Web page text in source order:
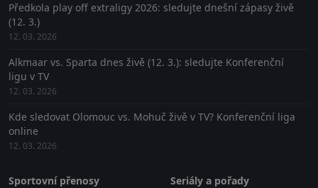
Předkola play off extraligy 2026: sledujte dnešní zápasy živě
(12. 3.)
12. 03. 2026
Alkmaar vs. Sparta dnes živě (12. 3.): sledujte Konferenční
ligu v TV
12. 03. 2026
Kde sledovat Olomouc vs. Mohuč živě v TV? Konferenční liga
online
12. 03. 2026
Sportovní přenosy
Seriály a pořady